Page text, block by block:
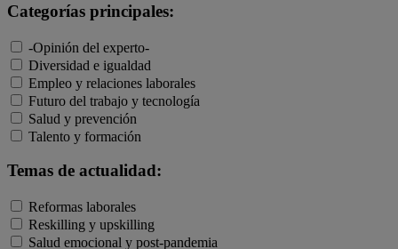
Categorías principales:
-Opinión del experto-
Diversidad e igualdad
Empleo y relaciones laborales
Futuro del trabajo y tecnología
Salud y prevención
Talento y formación
Temas de actualidad:
Reformas laborales
Reskilling y upskilling
Salud emocional y post-pandemia